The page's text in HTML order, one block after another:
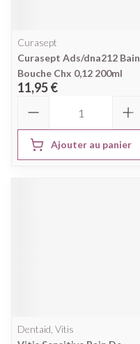
Curasept
Curasept Ads/dna212 Bain
Bouche Chx 0,12 200ml
11,95 €
Ajouter au panier
Dentaid, Vitis